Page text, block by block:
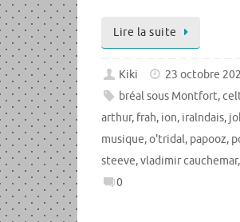
Lire la suite
Kiki 23 octobre
bréal sous Montfort,
arthur, frah, ion, iralndais,
musique,o'tridal, papooz,
steeve,vladimir cauchemar,
0